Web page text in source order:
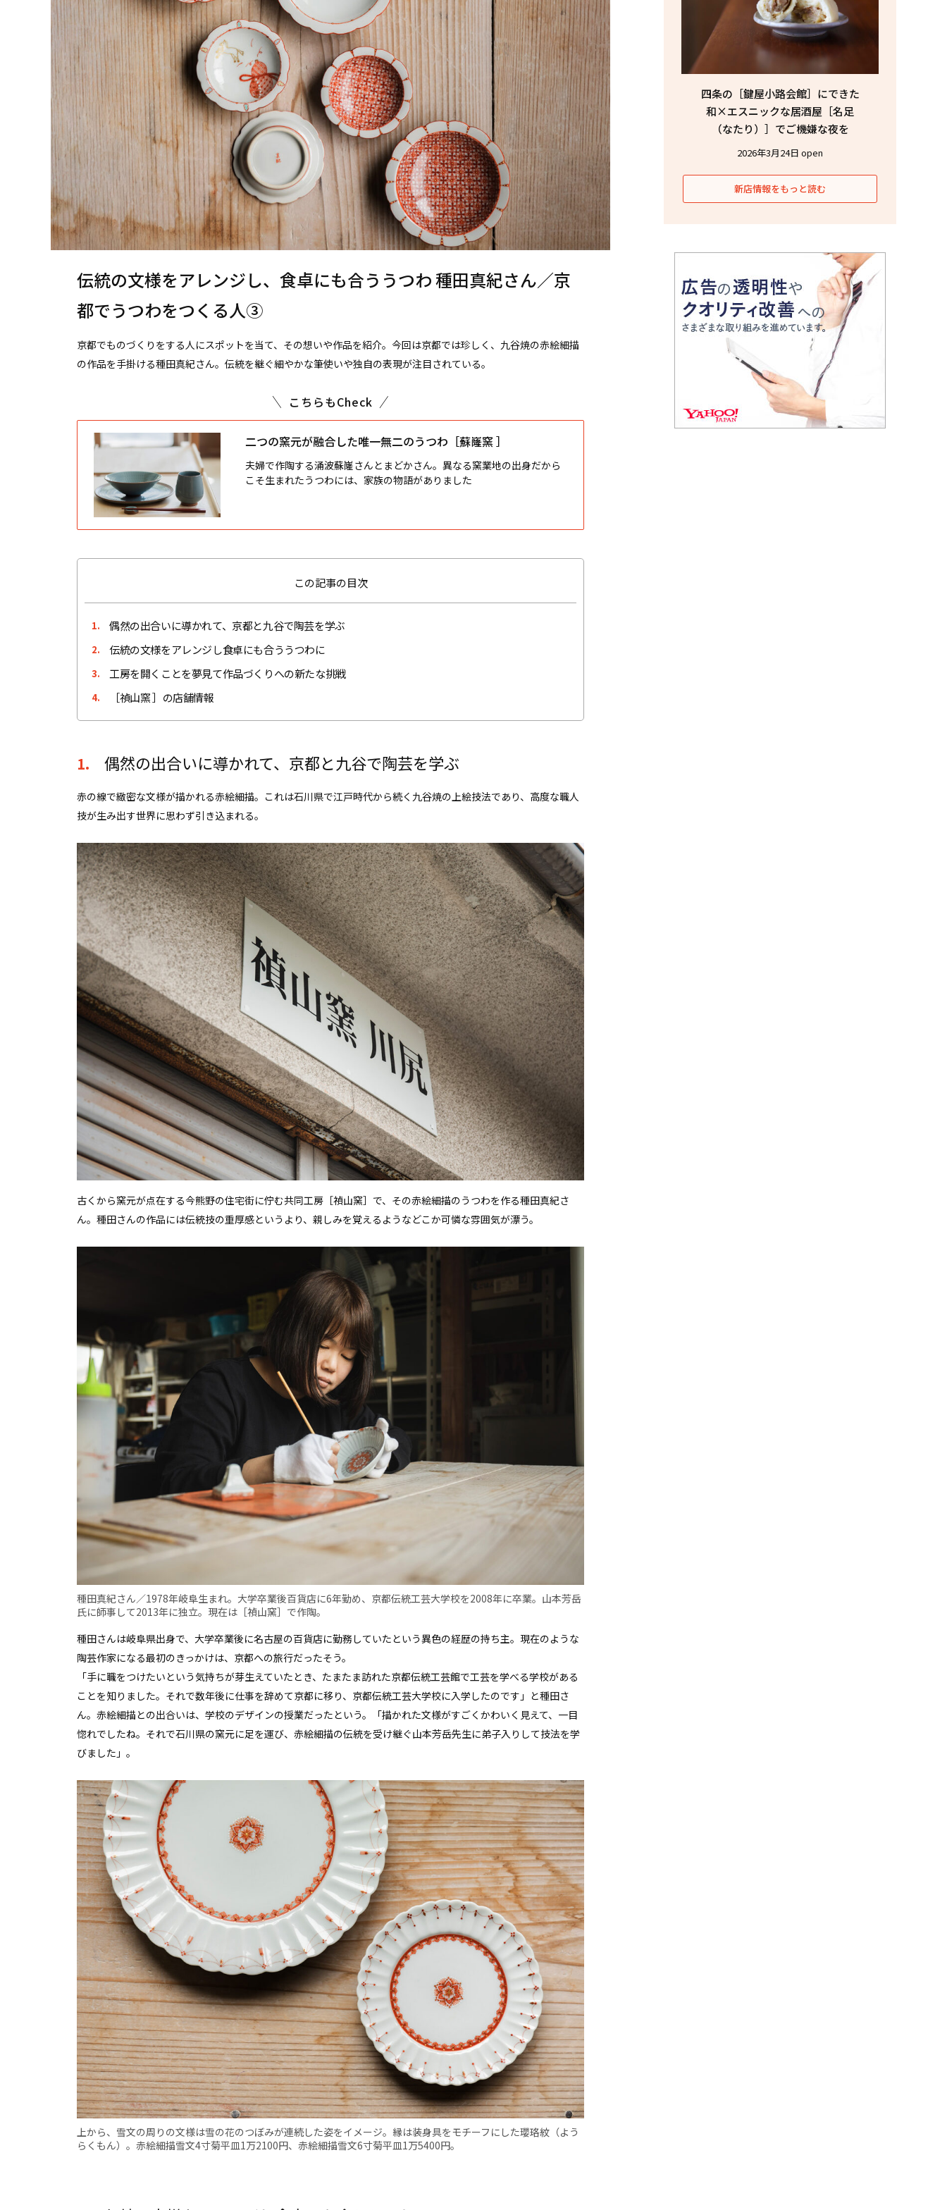
伝統の文様をアレンジし、食卓にも合ううつわ 種田真紀さん／京
都でうつわをつくる人③
京都でものづくりをする人にスポットを当て、その想いや作品を紹介。今回は京都では珍しく、九谷焼の赤絵細描
の作品を手掛ける種田真紀さん。伝統を継ぐ細やかな筆使いや独自の表現が注目されている。
こちらもCheck
二つの窯元が融合した唯一無二のうつわ［蘇嶐窯 ］
夫婦で作陶する涌波蘇嶐さんとまどかさん。異なる窯業地の出身だから
こそ生まれたうつわには、家族の物語がありました
この記事の目次
1. 偶然の出合いに導かれて、京都と九谷で陶芸を学ぶ
2. 伝統の文様をアレンジし食卓にも合ううつわに
3. 工房を開くことを夢見て作品づくりへの新たな挑戦
4. ［禎山窯 ］の店舗情報
1. 偶然の出合いに導かれて、京都と九谷で陶芸を学ぶ
赤の線で緻密な文様が描かれる赤絵細描。これは石川県で江戸時代から続く九谷焼の上絵技法であり、高度な職人
技が生み出す世界に思わず引き込まれる。
古くから窯元が点在する今熊野の住宅街に佇む共同工房［禎山窯］で、その赤絵細描のうつわを作る種田真紀さ
ん。種田さんの作品には伝統技の重厚感というより、親しみを覚えるようなどこか可憐な雰囲気が漂う。
種田真紀さん／1978年岐阜生まれ。大学卒業後百貨店に6年勤め、京都伝統工芸大学校を2008年に卒業。山本芳岳
氏に師事して2013年に独立。現在は［禎山窯］で作陶。
種田さんは岐阜県出身で、大学卒業後に名古屋の百貨店に勤務していたという異色の経歴の持ち主。現在のような
陶芸作家になる最初のきっかけは、京都への旅行だったそう。
「手に職をつけたいという気持ちが芽生えていたとき、たまたま訪れた京都伝統工芸館で工芸を学べる学校がある
ことを知りました。それで数年後に仕事を辞めて京都に移り、京都伝統工芸大学校に入学したのです」と種田さ
ん。赤絵細描との出合いは、学校のデザインの授業だったという。「描かれた文様がすごくかわいく見えて、一目
惚れでしたね。それで石川県の窯元に足を運び、赤絵細描の伝統を受け継ぐ山本芳岳先生に弟子入りして技法を学
びました」。
上から、雪文の周りの文様は雪の花のつぼみが連続した姿をイメージ。縁は装身具をモチーフにした瓔珞紋（よう
らくもん）。赤絵細描雪文4寸菊平皿1万2100円、赤絵細描雪文6寸菊平皿1万5400円。
四条の［鍵屋小路会館］にできた
和×エスニックな居酒屋［名足
（なたり）］でご機嫌な夜を
2026年3月24日 open
新店情報をもっと読む